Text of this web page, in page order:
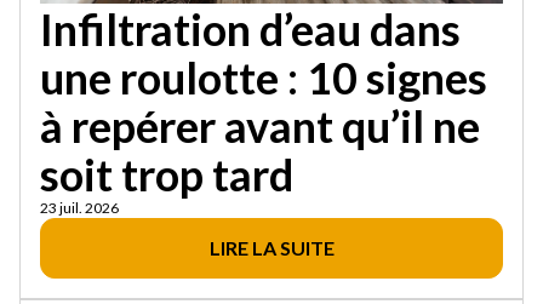
Infiltration d’eau dans
une roulotte : 10 signes
à repérer avant qu’il ne
soit trop tard
23 juil. 2026
LIRE LA SUITE